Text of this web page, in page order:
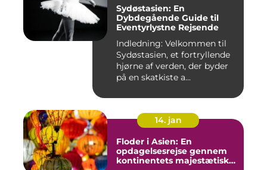
Sydøstasien: En
Dybdegående Guide til
Eventyrlystne Rejsende
Indledning: Velkommen til
Sydøstasien, et fortryllende
hjørne af verden, der byder
på en skatkiste a...
14. jan
Floder i Asien: En
opdagelsesrejse gennem
kontinentets majestætiske